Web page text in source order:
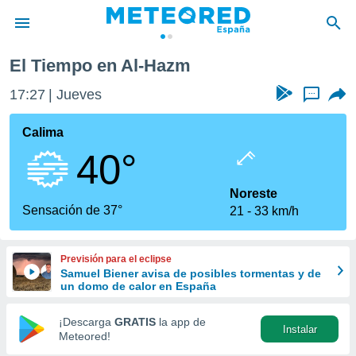
de
por
que se
calidad.
a este
las
y
forma
digital
basada
El Tiempo en Al-Hazm
17:27 Jueves ...
Calima
40°
Sensación de 37°
Noreste
21
33 km/h
Previsión para el eclipse
Samuel Biener avisa de posibles tormentas y de
un domo de calor en España
¡Descarga GRATIS la app de
Meteored!
Instalar